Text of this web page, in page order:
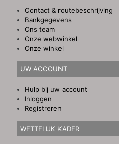
Contact & routebeschrijving
Bankgegevens
Ons team
Onze webwinkel
Onze winkel
UW ACCOUNT
Hulp bij uw account
Inloggen
Registreren
WETTELIJK KADER